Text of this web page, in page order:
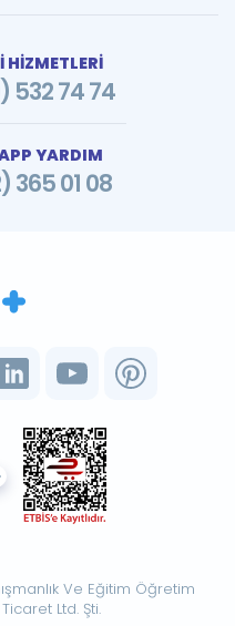
HİZMETLERİ
532 74 74
YARDIM
365 01 08
Ve Eğitim Öğretim
Ltd. Şti.